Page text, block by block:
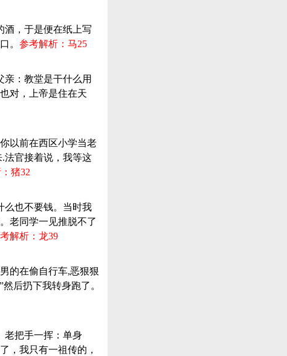
酒，于是便在纸上写
。 参考解析：马25
亲：教堂是干什么用
对，上帝是住在天
以前在西区小学当老
法官接着说，我等这
猪32
么也不要钱。当时我
老同学一见推脱不了
解析：龙39
的在偷自行车,恶狠狠
后扔下我转身跑了。
老把手一挥：单身
，我只有一祖传的，